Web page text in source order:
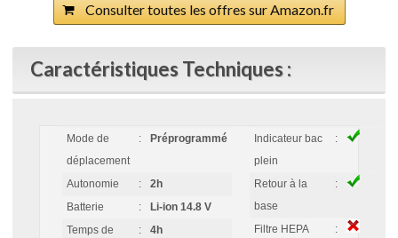
Consulter toutes les offres sur Amazon.fr
Caractéristiques Techniques :
Mode de
déplacement
: Préprogrammé
Autonomie :
2h
Batterie
:
Li-ion 14.8 V
Temps de
: 4h
Indicateur bac
plein
:
Retour à la
base
:
Filtre HEPA
: